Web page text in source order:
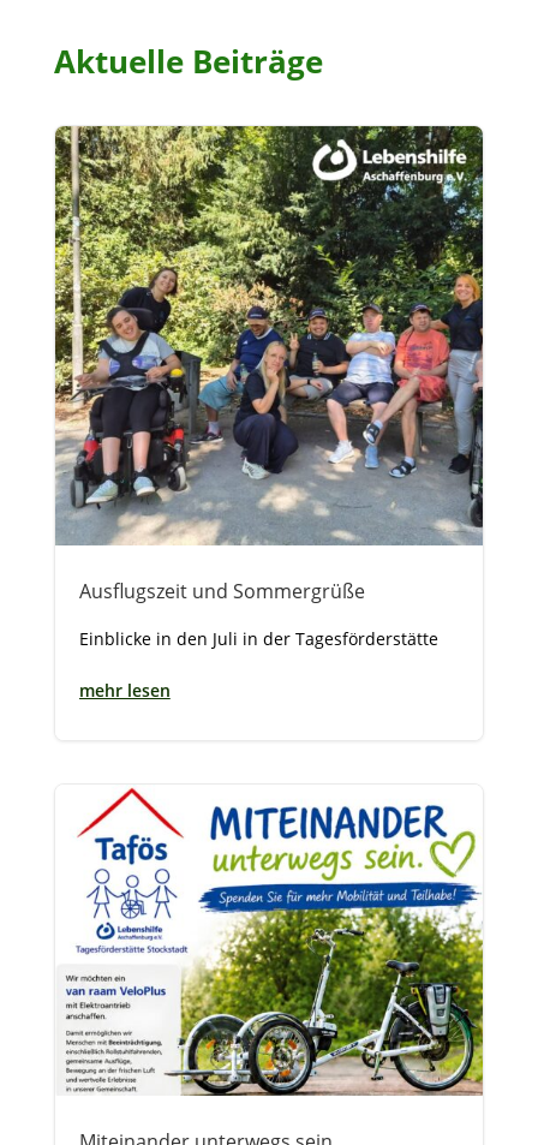
Aktuelle Beiträge
Ausflugszeit und Sommergrüße
Einblicke in den Juli in der Tagesförderstätte
mehr lesen